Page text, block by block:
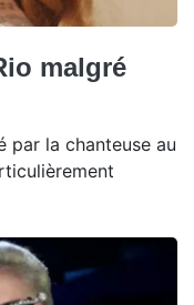
malgré
par la chanteuse au